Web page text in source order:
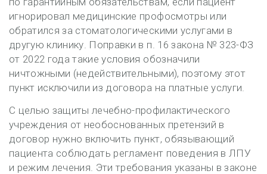
игнорировал медицинские профосмотры или
обратился за стоматологическими услугами в
другую клинику. Поправки в п. 16 закона № 323-ФЗ
от 2022 года такие условия обозначили
ничтожными (недействительными), поэтому этот
пункт исключили из договора на платные услуги.
С целью защиты лечебно-профилактического
учреждения от необоснованных претензий в
договор нужно включить пункт, обязывающий
пациента соблюдать регламент поведения в ЛПУ
и режим лечения. Эти требования указаны в законе